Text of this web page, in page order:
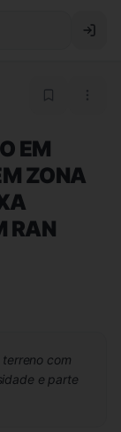
EM
ZONA
RAN
com
e parte